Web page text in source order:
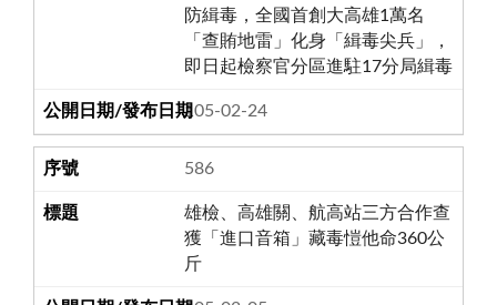
防緝毒，全國首創大高雄1萬名
「查賄地雷」化身「緝毒尖兵」，
即日起檢察官分區進駐17分局緝毒
105-02-24
586
雄檢、高雄關、航高站三方合作查
獲「進口音箱」藏毒愷他命360公
斤